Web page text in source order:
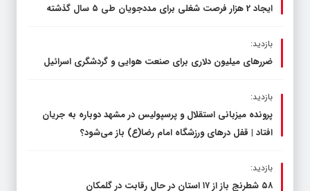
ایجاد 2 هزار فرصت شغلی برای مددجویان طی ۵ سال گذشته
بازدید:
ضررهای میلیون دلاری برای صنعت هوایی و گردشگری اسرائیل
بازدید:
پرونده میزبانی استقلال و پرسپولیس در مشهد دوباره به جریان
افتاد | قفل در‌های ورزشگاه امام رضا(ع) باز می‌شود؟
بازدید:
۵۸ شطرنج‌ باز از ۱۷ استان در حال رقابت در گلمکان